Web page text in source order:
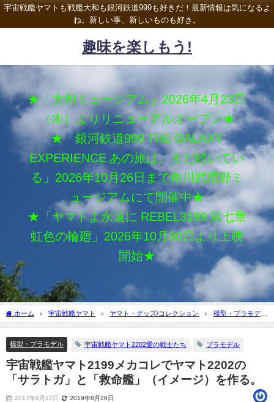
宇宙戦艦ヤマトも戦艦大和も銀河鉄道999も好きだ！最新情報は気になるよ
ね。新しい事、新しいものも好き。
趣味を楽しもう!
★「大和ミュージアム」2026年4月23日
（木）よりリニューアルオープン★
★「銀河鉄道999 THE GALAXY
EXPERIENCE あの旅は、まだ続いてい
る」2026年10月26日まで角川武蔵野ミ
ュージアムにて開催中★
★「ヤマトよ永遠に REBEL3199 第七章
虹色の輪廻」2026年10月30日より上映
開始★
ホーム 宇宙戦艦ヤマト ヤマト・グッズ/コレクション
模型・プラモデ
模型・プラモデル
宇宙戦艦ヤマト2202愛の戦士たち プラモデル
宇宙戦艦ヤマト2199メカコレでヤマト2202の
「サラトガ」と「救命艦」（イメージ）を作る。
2017年8月12日 2019年8月26日